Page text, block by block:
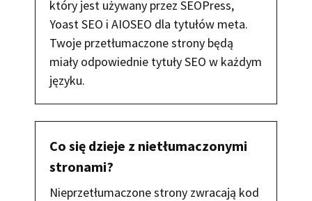
który jest używany przez SEOPress,
Yoast SEO i AIOSEO dla tytułów meta.
Twoje przetłumaczone strony będą
miały odpowiednie tytuły SEO w każdym
języku.
Co się dzieje z nietłumaczonymi
stronami?
Nieprzetłumaczone strony zwracają kod